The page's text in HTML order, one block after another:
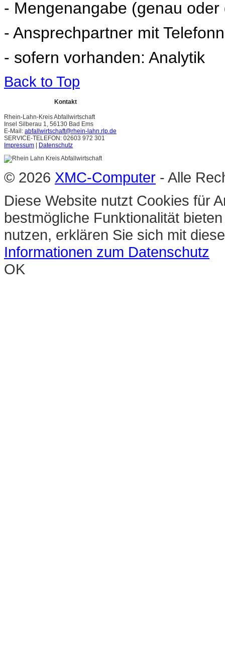
- Mengenangabe (genau oder
- Ansprechpartner mit
- sofern vorhanden: Analytik
Back to Top
Kontakt
Rhein-Lahn-Kreis Abfallwirtschaft
Insel Silberau 1, 56130 Bad Ems
E-Mail: abfallwirtschaft@rhein-lahn.rlp.de
SERVICE-TELEFON: 02603 972 301
Impressum
Datenschutz
© 2026 XMC-Computer - Alle
Diese Website nutzt Cookies für
bestmögliche Funktionalität
nutzen, erklären Sie sich mit
Informationen zum Datenschutz
OK